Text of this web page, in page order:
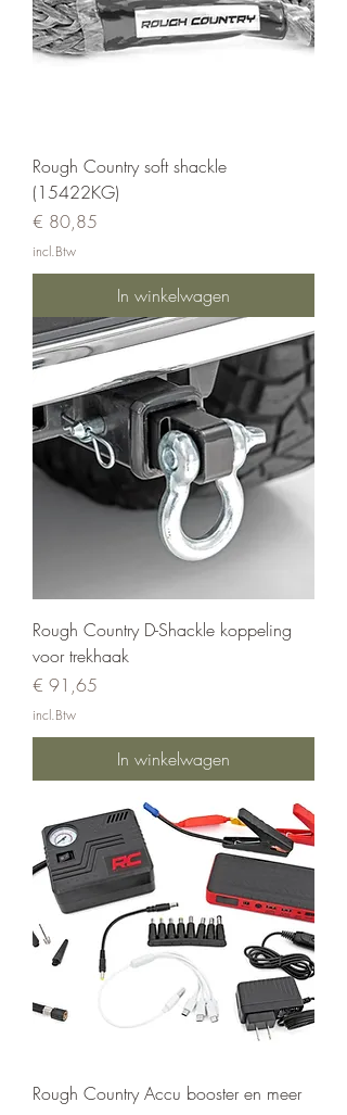
Rough Country soft shackle
(15422KG)
Prijs
€ 80,85
incl.Btw
In winkelwagen
Rough Country D-Shackle koppeling
voor trekhaak
Prijs
€ 91,65
incl.Btw
In winkelwagen
Rough Country Accu booster en meer